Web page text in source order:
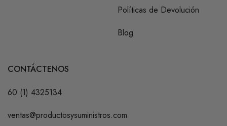
Políticas de Devolución
Blog
CONTÁCTENOS
60 (1) 4325134
ventas@productosysuministros.com